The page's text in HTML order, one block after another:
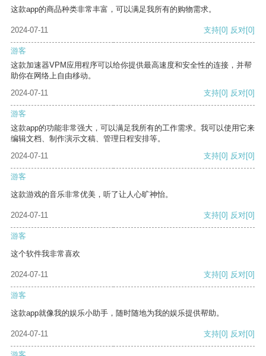
这款app的商品种类非常丰富，可以满足我所有的购物需求。
2024-07-11 支持[0] 反对[0]
游客
这款加速器VPM应用程序可以给你提供最高速度和安全性的连接，并帮
助你在网络上自由移动。
2024-07-11
支持[0] 反对[0]
游客
这款app的功能非常强大，可以满足我所有的工作需求。我可以使用它来
编辑文档、制作演示文稿、管理日程安排等。
2024-07-11
支持[0] 反对[0]
游客
这款游戏的音乐非常优美，听了让人心旷神怡。
2024-07-11 支持[0] 反对[0]
游客
这个软件我非常喜欢
2024-07-11 支持[0] 反对[0]
游客
这款app就像我的娱乐小助手，随时随地为我的娱乐提供帮助。
2024-07-11 支持[0] 反对[0]